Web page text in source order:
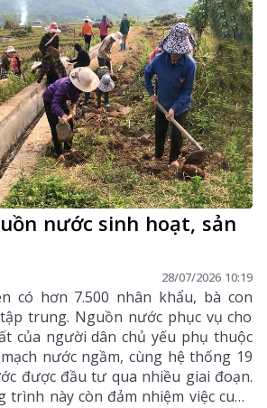
nước sinh hoạt, sản
28/07/2026 10:19
có hơn 7.500 nhân khẩu, bà con
trung. Nguồn nước phục vụ cho
của người dân chủ yếu phụ thuộc
nước ngầm, cùng hệ thống 19
được đầu tư qua nhiều giai đoạn.
trình này còn đảm nhiệm việc cung